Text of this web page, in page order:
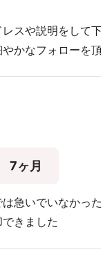
スや説明をして
かなフォローを
7ヶ月
急いでいなかっ
きました